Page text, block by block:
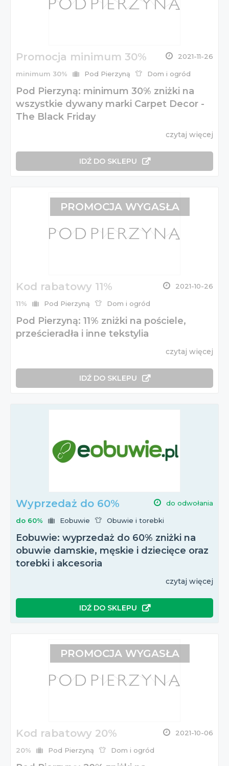
Promocja minimum 30% 2021-11-26
minimum 30% Pod Pierzyną Dom i ogród
Pod Pierzyną: minimum 30% zniżki na
wszystkie dywany marki Carpet Decor -
The Black Friday
czytaj więcej
IDŹ DO SKLEPU
Kod rabatowy 11% 2021-10-26
11% Pod Pierzyną Dom i ogród
Pod Pierzyną: 11% zniżki na pościele,
prześcieradła i inne tekstylia
czytaj więcej
IDŹ DO SKLEPU
PROMOCJA WYGASŁA
Wyprzedaż do 60% do odwołania
do 60% Eobuwie Obuwie i torebki
Eobuwie: wyprzedaż do 60% zniżki na
obuwie damskie, męskie i dziecięce oraz
torebki i akcesoria
czytaj więcej
IDŹ DO SKLEPU
Kod rabatowy 20% 2021-10-06
20% Pod Pierzyną Dom i ogród
PROMOCJA WYGASŁA